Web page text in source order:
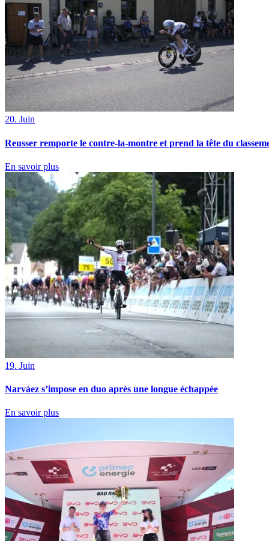
20. Juin
Reusser remporte le contre-la-montre et prend la tête du
En savoir plus
19. Juin
Narváez s’impose en duo après une longue échappée
En savoir plus